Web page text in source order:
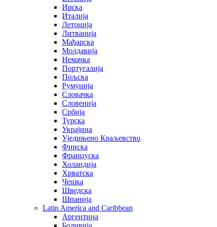
Ирска
Италија
Летонија
Литванија
Мађарска
Молдавија
Немачка
Португалија
Пољска
Румунија
Словачка
Словенија
Србија
Турска
Украјина
Уједињено Краљевство
Финска
Француска
Холандија
Хрватска
Чешка
Шведска
Шпанија
Latin America and Caribbean
Аргентина